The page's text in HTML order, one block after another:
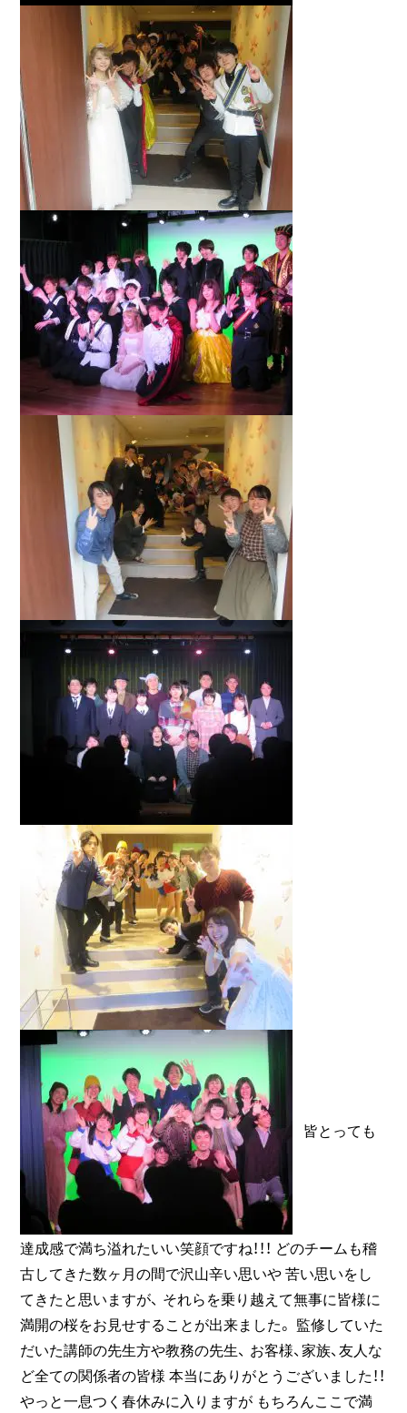
皆とっても
達成感で満ち溢れたいい笑顔ですね！！！ どのチームも稽
古してきた数ヶ月の間で沢山辛い思いや 苦い思いをし
てきたと思いますが、 それらを乗り越えて無事に皆様に
満開の桜をお見せすることが出来ました。 監修していた
だいた講師の先生方や教務の先生、 お客様、家族、友人な
ど全ての関係者の皆様 本当にありがとうございました！！
やっと一息つく春休みに入りますが もちろんここで満